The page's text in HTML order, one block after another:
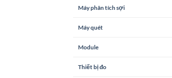
Máy phân tích sợi
Máy quét
Module
Thiết bị đo